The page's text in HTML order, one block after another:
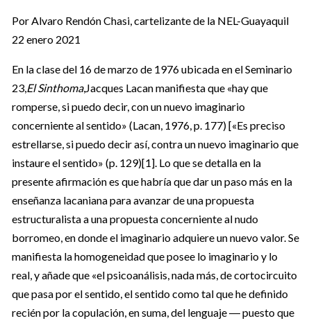
Por Alvaro Rendón Chasi, cartelizante de la NEL-Guayaquil
22 enero 2021
En la clase del 16 de marzo de 1976 ubicada en el Seminario
23,El Sinthoma,Jacques Lacan manifiesta que «hay que
romperse, si puedo decir, con un nuevo imaginario
concerniente al sentido» (Lacan, 1976, p. 177) [«Es preciso
estrellarse, si puedo decir así, contra un nuevo imaginario que
instaure el sentido» (p. 129)[1]. Lo que se detalla en la
presente afirmación es que habría que dar un paso más en la
enseñanza lacaniana para avanzar de una propuesta
estructuralista a una propuesta concerniente al nudo
borromeo, en donde el imaginario adquiere un nuevo valor. Se
manifiesta la homogeneidad que posee lo imaginario y lo
real, y añade que «el psicoanálisis, nada más, de cortocircuito
que pasa por el sentido, el sentido como tal que he definido
recién por la copulación, en suma, del lenguaje ― puesto que